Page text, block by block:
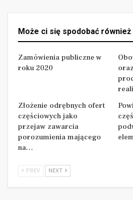
Może ci się spodobać również
Zamówienia publiczne w
roku 2020
Złożenie odrębnych ofert
częściowych jako
przejaw zawarcia
porozumienia mającego
na…
PREV NEXT